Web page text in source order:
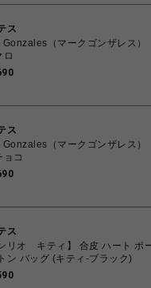
ス
Gonzales（マークゴンザレス
ス
Gonzales（マークゴンザレス
コ
ス
ンリオ キティ】 合皮 ハート ポ
ン バッグ (キティ-ブラック)